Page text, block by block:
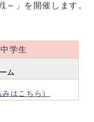
～」を開催します。
学生
ム
みはこちら）